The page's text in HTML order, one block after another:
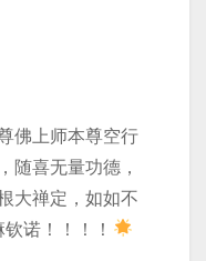
佛上师本尊空行
随喜无量功德，
大禅定，如如不
钦诺！！！！